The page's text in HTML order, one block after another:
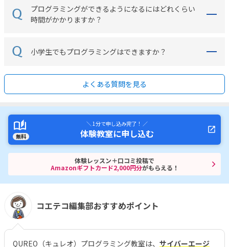
プログラミングができるようになるにはどれくらい
時間がかかりますか？
小学生でもプログラミングはできますか？
よくある質問を見る
無料
＼ 1分で申し込み完了！ ／
体験教室に申し込む
体験レッスン＋口コミ投稿で
Amazonギフトカード2,000円分がもらえる！
コエテコ編集部おすすめポイント
QUREO（キュレオ）プログラミング教室は、 サイバーエージ